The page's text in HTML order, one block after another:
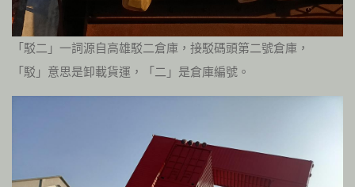
「駁二」一詞源自高雄駁二倉庫，接駁碼頭第二號倉庫，
「駁」意思是卸載貨運，「二」是倉庫編號。